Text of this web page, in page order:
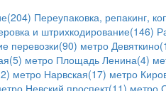
Переупаковка, репакинг,
и штрихкодирование(146)
перевозки(90) метро
метро Площадь Ленина(4)
метро Нарвская(17) метро